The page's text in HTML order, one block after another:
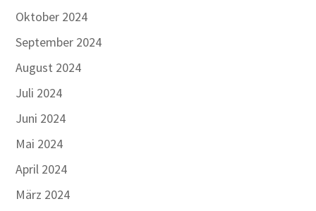
Oktober 2024
September 2024
August 2024
Juli 2024
Juni 2024
Mai 2024
April 2024
März 2024